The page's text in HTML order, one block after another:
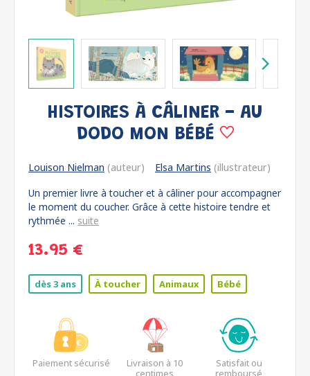
HISTOIRES À CÂLINER - AU
DODO MON BÉBÉ
Louison Nielman (auteur) Elsa Martins (illustrateur)
Un premier livre à toucher et à câliner pour accompagner
le moment du coucher. Grâce à cette histoire tendre et
rythmée ... suite
13.95 €
dès 3 ans À toucher Animaux Bébé
Paiement sécurisé
Livraison à 10
centimes
Satisfait ou
remboursé